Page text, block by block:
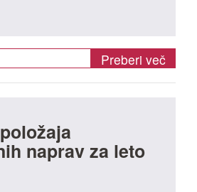
Preberi več
naprav za leto